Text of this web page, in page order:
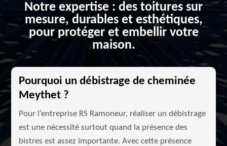
Notre expertise : des toitures sur
mesure, durables et esthétiques,
pour protéger et embellir votre
maison.
Pourquoi un débistrage de cheminée
Meythet ?
Pour l’entreprise RS Ramoneur, réaliser un débistrage
est une nécessité surtout quand la présence des
bistres est assez importante. Avec cette présence